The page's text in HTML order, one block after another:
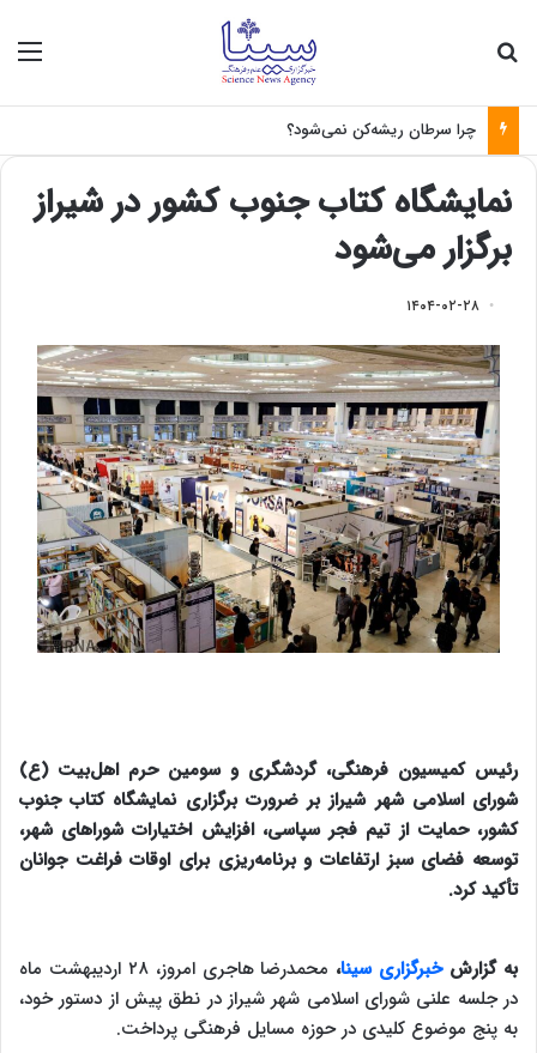
چرا سرطان ریشه‌کن نمی‌شود؟
نمایشگاه کتاب جنوب کشور در شیراز
برگزار می‌شود
۱۴۰۴-۰۲-۲۸
رئیس کمیسیون فرهنگی، گردشگری و سومین حرم اهل‌بیت (ع)
شورای اسلامی شهر شیراز بر ضرورت برگزاری نمایشگاه کتاب جنوب
کشور، حمایت از تیم فجر سپاسی، افزایش اختیارات شوراهای شهر،
توسعه فضای سبز ارتفاعات و برنامه‌ریزی برای اوقات فراغت جوانان
تأکید کرد.
به گزارشخبرگزاری سینا،
محمدرضا هاجری امروز، ۲۸ اردیبهشت ماه
در جلسه علنی شورای اسلامی شهر شیراز در نطق پیش از دستور خود،
به پنج موضوع کلیدی در حوزه مسایل فرهنگی پرداخت.